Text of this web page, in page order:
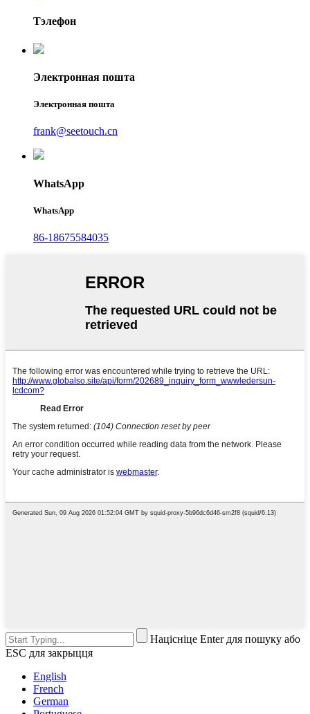
Тэлефон
Электронная пошта
Электронная пошта
frank@seetouch.cn
WhatsApp
WhatsApp
86-18675584035
Націсніце Enter для пошуку або
ESC для закрыцця
English
French
German